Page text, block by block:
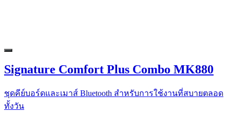
Signature Comfort Plus Combo MK880
ชุดคีย์บอร์ดและเมาส์ Bluetooth สำหรับการใช้งานที่สบายตลอด
ทั้งวัน